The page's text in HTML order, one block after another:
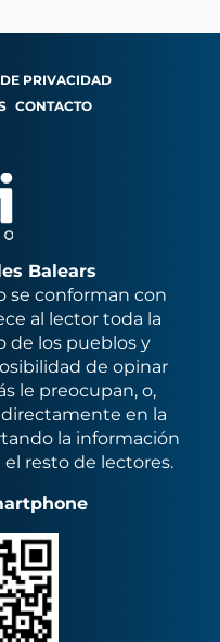
PRIVACIDAD
CONTACTO
Balears
se conforman con
al lector toda la
de los pueblos y
de opinar
le preocupan, o,
en la
la información
resto de lectores.